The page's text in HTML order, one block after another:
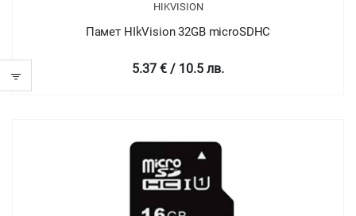
HIKVISION
Памет HIkVision 32GB microSDHC
5.37 € / 10.5 лв.